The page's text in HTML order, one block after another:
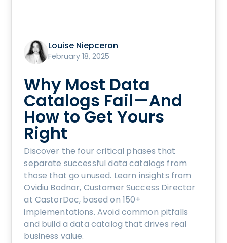
Louise Niepceron
February 18, 2025
Why Most Data
Catalogs Fail—And
How to Get Yours
Right
Discover the four critical phases that
separate successful data catalogs from
those that go unused. Learn insights from
Ovidiu Bodnar, Customer Success Director
at CastorDoc, based on 150+
implementations. Avoid common pitfalls
and build a data catalog that drives real
business value.